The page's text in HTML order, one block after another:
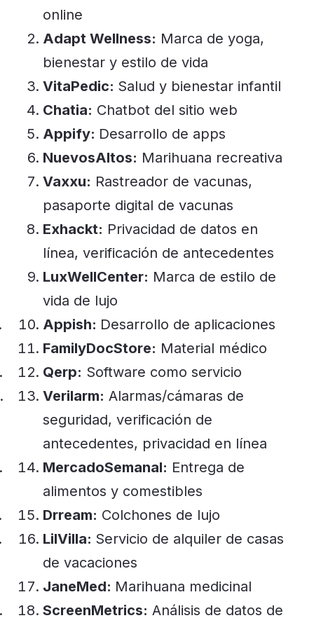
online
Adapt Wellness: Marca de yoga,
bienestar y estilo de vida
VitaPedic: Salud y bienestar infantil
Chatia: Chatbot del sitio web
Appify: Desarrollo de apps
NuevosAltos: Marihuana recreativa
Vaxxu: Rastreador de vacunas,
pasaporte digital de vacunas
Exhackt: Privacidad de datos en
línea, verificación de antecedentes
LuxWellCenter: Marca de estilo de
vida de lujo
Appish: Desarrollo de aplicaciones
FamilyDocStore: Material médico
Qerp: Software como servicio
Verilarm: Alarmas/cámaras de
seguridad, verificación de
antecedentes, privacidad en línea
MercadoSemanal: Entrega de
alimentos y comestibles
Drream: Colchones de lujo
LilVilla: Servicio de alquiler de casas
de vacaciones
JaneMed: Marihuana medicinal
ScreenMetrics: Análisis de datos de